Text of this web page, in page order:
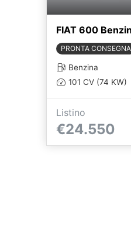
FIAT 600
PRONTA CONSEGNA
Benzina
101 CV (74 KW)
Listino
€24.550